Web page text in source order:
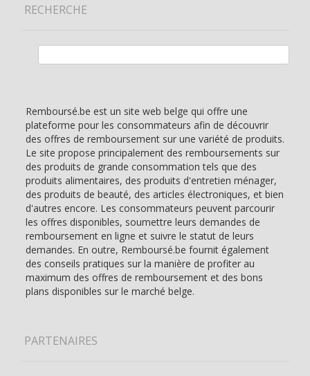
RECHERCHE
Remboursé.be est un site web belge qui offre une
plateforme pour les consommateurs afin de découvrir
des offres de remboursement sur une variété de produits.
Le site propose principalement des remboursements sur
des produits de grande consommation tels que des
produits alimentaires, des produits d'entretien ménager,
des produits de beauté, des articles électroniques, et bien
d'autres encore. Les consommateurs peuvent parcourir
les offres disponibles, soumettre leurs demandes de
remboursement en ligne et suivre le statut de leurs
demandes. En outre, Remboursé.be fournit également
des conseils pratiques sur la manière de profiter au
maximum des offres de remboursement et des bons
plans disponibles sur le marché belge.
PARTENAIRES